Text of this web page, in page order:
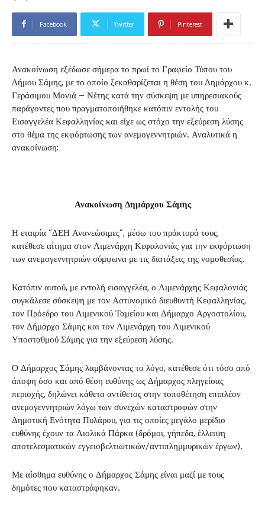
Facebook Twitter Pinterest
Ανακοίνωση εξέδωσε σήμερα το πρωί το Γραφείο Τύπου του
Δήμου Σάμης, με το οποίο ξεκαθαρίζεται η θέση του Δημάρχου κ.
Γεράσιμου Μονιά – Νέτης κατά την σύσκεψη με υπηρεσιακούς
παράγοντες που πραγματοποιήθηκε κατόπιν εντολής του
Εισαγγελέα Κεφαλληνίας και είχε ως στόχο την εξεύρεση λύσης
στο θέμα της εκφόρτωσης των ανεμογεννητριών. Αναλυτικά η
ανακοίνωση:
Ανακοίνωση Δημάρχου Σάμης
Η εταιρία “ΔΕΗ Ανανεώσιμες”, μέσω του πράκτορά τους,
κατέθεσε αίτημα στον Λιμενάρχη Κεφαλονιάς για την εκφόρτωση
των ανεμογεννητριών σύμφωνα με τις διατάξεις της νομοθεσίας.
Κατόπιν αυτού, με εντολή εισαγγελέα, ο Λιμενάρχης Κεφαλονιάς
συγκάλεσε σύσκεψη με τον Αστυνομικό διευθυντή Κεφαλληνίας,
τον Πρόεδρο του Λιμενικού Ταμείου και Δήμαρχο Αργοστολίου,
τον Δήμαρχο Σάμης και τον Λιμενάρχη του Λιμενικού
Υποσταθμού Σάμης για την εξεύρεση λύσης.
Ο Δήμαρχος Σάμης λαμβάνοντας το λόγο, κατέθεσε ότι τόσο από
άποψη όσο και από θέση ευθύνης ως Δήμαρχος πληγείσας
περιοχής, δηλώνει κάθετα αντίθετος στην τοποθέτηση επιπλέον
ανεμογεννητριών λόγω των συνεχών καταστροφών στην
Δημοτική Ενότητα Πυλάρου, για τις οποίες μεγάλο μερίδιο
ευθύνης έχουν τα Αιολικά Πάρκα (δρόμοι, γήπεδα, έλλειψη
αποτελεσματικών εγγειοβελτιωτικών/αντιπλημμυρικών έργων).
Με αίσθημα ευθύνης ο Δήμαρχος Σάμης είναι μαζί με τους
δημότες που καταστράφηκαν.